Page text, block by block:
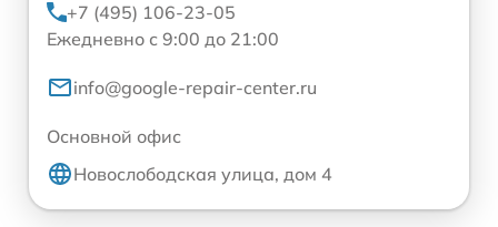
+7 (495) 106-23-05
Ежедневно с 9:00 до 21:00
info@google-repair-center.ru
Основной офис
Новослободская улица, дом 4